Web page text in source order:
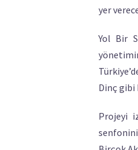
yer
Yol Bir
Dinç gibi
Projeyi